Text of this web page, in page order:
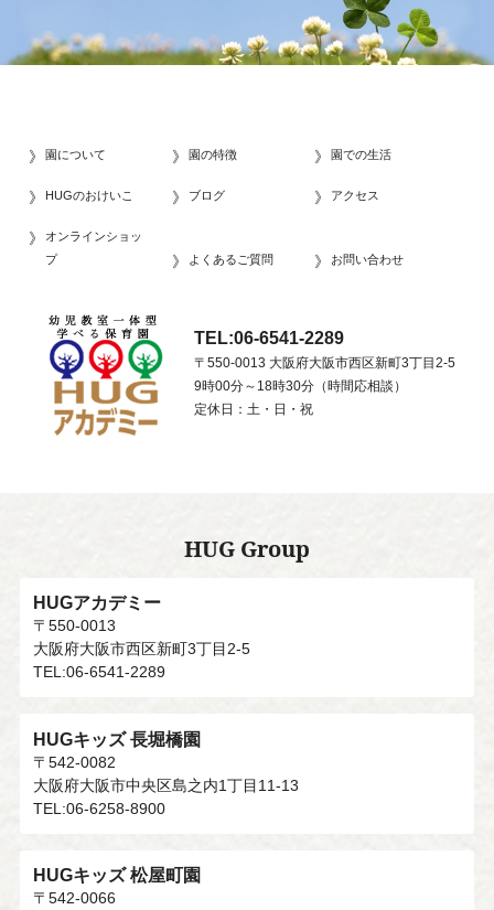
園について 園の特徴 園での生活
HUGのおけいこ ブログ アクセス
オンラインショッ
プ
よくあるご質問 お問い合わせ
TEL:06-6541-2289
〒550-0013 大阪府大阪市西区新町3丁目2-5
9時00分～18時30分（時間応相談）
定休日：土・日・祝
HUG Group
HUGアカデミー
〒550-0013
大阪府大阪市西区新町3丁目2-5
TEL:06-6541-2289
HUGキッズ 長堀橋園
〒542-0082
大阪府大阪市中央区島之内1丁目11-13
TEL:06-6258-8900
HUGキッズ 松屋町園
〒542-0066